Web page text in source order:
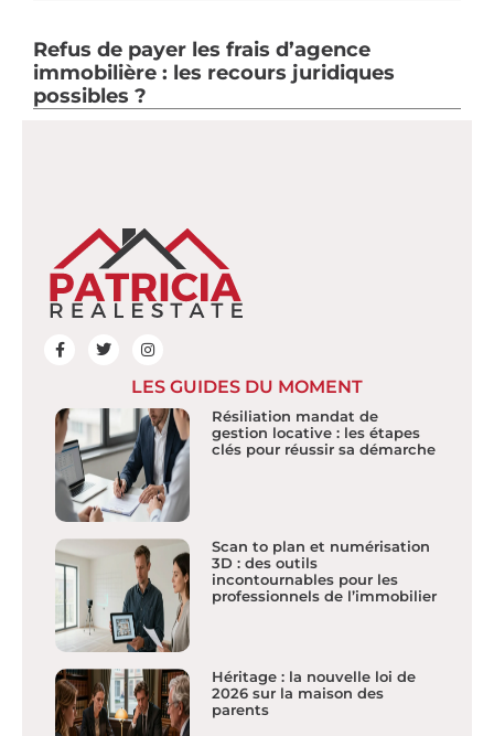
Refus de payer les frais d’agence
immobilière : les recours juridiques
possibles ?
LES GUIDES DU MOMENT
Résiliation mandat de
gestion locative : les étapes
clés pour réussir sa démarche
Scan to plan et numérisation
3D : des outils
incontournables pour les
professionnels de l’immobilier
Héritage : la nouvelle loi de
2026 sur la maison des
parents